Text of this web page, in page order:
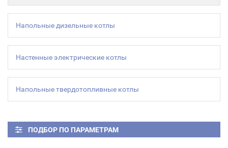
Напольные дизельные котлы
Настенные электрические котлы
Напольные твердотопливные котлы
ПОДБОР ПО ПАРАМЕТРАМ